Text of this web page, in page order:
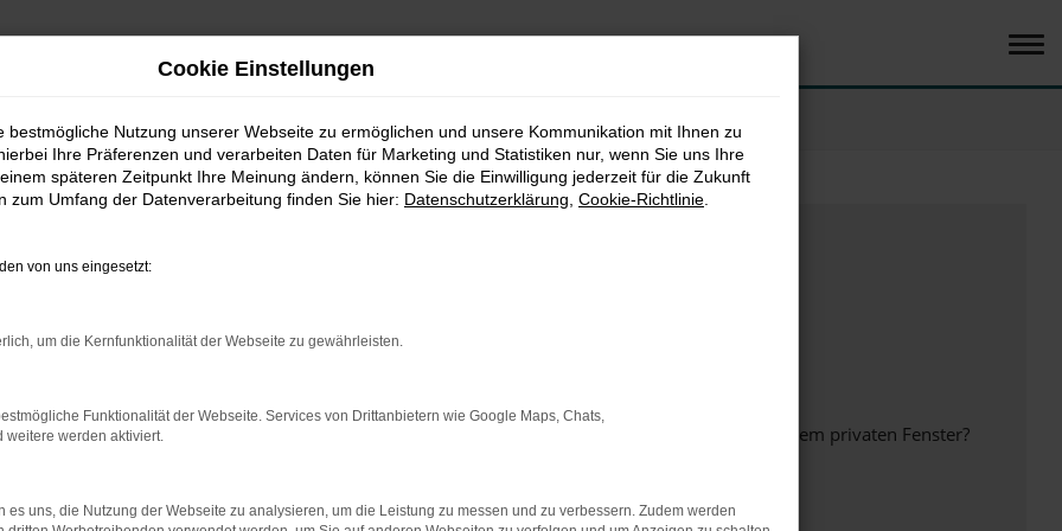
bestimmter Seiten verhindern. Funktioniert die Seite in einem anderen Browser oder in einem privaten Fenster?
beheben.
Cookie Einstellungen
bestmögliche Nutzung unserer Webseite zu ermöglichen und unsere Kommunikation mit Ihnen zu
Ihre Präferenzen und verarbeiten Daten für Marketing und Statistiken nur, wenn Sie uns Ihre
späteren Zeitpunkt Ihre Meinung ändern, können Sie die Einwilligung jederzeit für die Zukunft
zum Umfang der Datenverarbeitung finden Sie hier: Datenschutzerklärung Cookie-Richtlinie
von uns eingesetzt:
um die Kernfunktionalität der Webseite zu gewährleisten.
Funktionalität der Webseite. Services von Drittanbietern wie Google Maps, Chats,
weitere werden aktiviert.
es uns, die Nutzung der Webseite zu analysieren, um die Leistung zu messen und zu verbessern. Zudem werden